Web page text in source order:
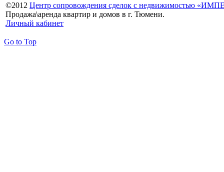
©2012 Центр сопровождения сделок с недвижимостью
Продажа\аренда квартир и домов в г. Тюмени.
Личный кабинет
Go to Top